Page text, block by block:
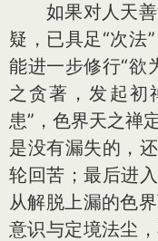
如果对人天善
疑，已具足“次法
能进一步修行“欲
之贪著，发起初
患”，色界天之禅
是没有漏失的，
轮回苦；最后进
从解脱上漏的色
意识与定境法尘